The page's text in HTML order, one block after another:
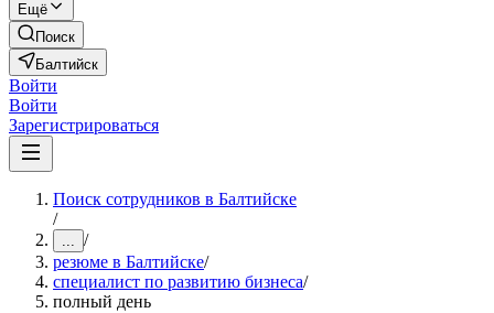
Ещё
Поиск
Балтийск
Войти
Войти
Зарегистрироваться
Поиск сотрудников в Балтийске
/
... /
резюме в Балтийске/
специалист по развитию бизнеса/
полный день